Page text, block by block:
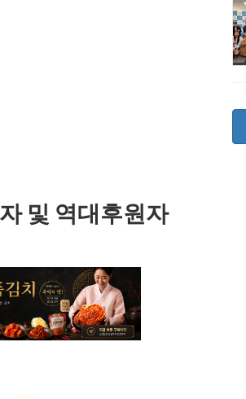
및 역대후원자